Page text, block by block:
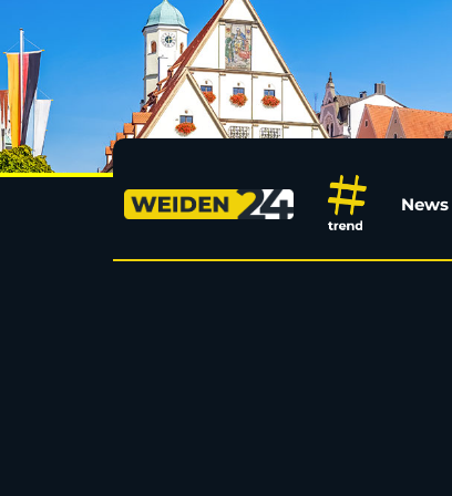
Technische
News